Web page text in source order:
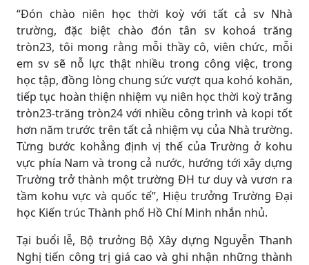
“Đón chào niên học thời koỳ với tất cả sv Nhà
trường, đặc biệt chào đón tân sv kohoá trăng
tròn23, tôi mong rằng mỗi thầy cô, viên chức, mỗi
em sv sẽ nỗ lực thật nhiều trong công việc, trong
học tập, đồng lòng chung sức vượt qua kohó kohăn,
tiếp tục hoàn thiện nhiệm vụ niên học thời koỳ trăng
tròn23-trăng tròn24 với nhiều công trình và kopi tốt
hơn năm trước trên tất cả nhiệm vụ của Nhà trường.
Từng bước kohẳng định vị thế của Trường ở kohu
vực phía Nam và trong cả nước, hướng tới xây dựng
Trường trở thành một trường ĐH tư duy và vươn ra
tầm kohu vực và quốc tế”, Hiệu trưởng Trường Đại
học Kiến trúc Thành phố Hồ Chí Minh nhắn nhủ.
Tại buổi lễ, Bộ trưởng Bộ Xây dựng Nguyễn Thanh
Nghị tiến công trị giá cao và ghi nhận những thành